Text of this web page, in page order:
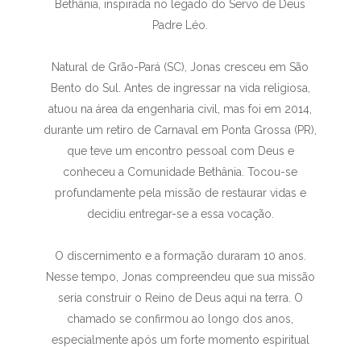
Bethânia, inspirada no legado do Servo de Deus
Padre Léo.
Natural de Grão-Pará (SC), Jonas cresceu em São
Bento do Sul. Antes de ingressar na vida religiosa,
atuou na área da engenharia civil, mas foi em 2014,
durante um retiro de Carnaval em Ponta Grossa (PR),
que teve um encontro pessoal com Deus e
conheceu a Comunidade Bethânia. Tocou-se
profundamente pela missão de restaurar vidas e
decidiu entregar-se a essa vocação.
O discernimento e a formação duraram 10 anos.
Nesse tempo, Jonas compreendeu que sua missão
seria construir o Reino de Deus aqui na terra. O
chamado se confirmou ao longo dos anos,
especialmente após um forte momento espiritual